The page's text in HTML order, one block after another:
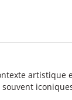
artistique